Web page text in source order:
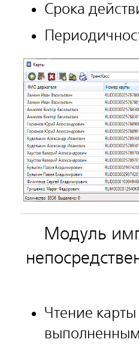
Срока
Модуль
Чтение